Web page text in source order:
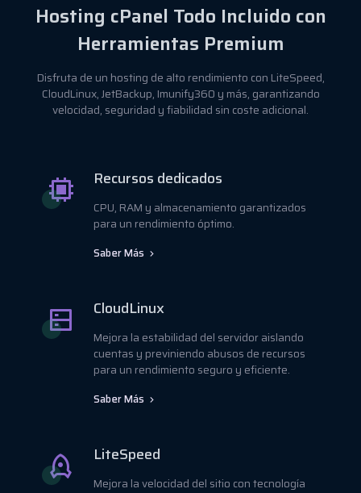
Hosting cPanel Todo Incluido con
Herramientas Premium
Disfruta de un hosting de alto rendimiento con LiteSpeed,
CloudLinux, JetBackup, Imunify360 y más, garantizando
velocidad, seguridad y fiabilidad sin coste adicional.
Recursos dedicados
CPU, RAM y almacenamiento garantizados
para un rendimiento óptimo.
Saber Más
CloudLinux
Mejora la estabilidad del servidor aislando
cuentas y previniendo abusos de recursos
para un rendimiento seguro y eficiente.
Saber Más
LiteSpeed
Mejora la velocidad del sitio con tecnología